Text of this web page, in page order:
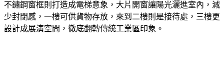
頂崁工業區中的一縷溫柔。建築外，銀灰色網布就像畫布，而
不鏽鋼窗框則打造成電梯意象，大片開窗讓陽光灑進室內，減
少封閉感，一樓可供貨物存放，來到二樓則是接待處，三樓更